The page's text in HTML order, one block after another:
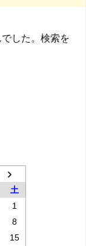
した。検索を
土
1
8
15